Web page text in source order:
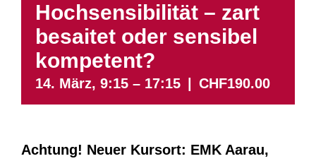
Hochsensibilität – zart
besaitet oder sensibel
kompetent?
14. März, 9:15 – 17:15 CHF190.00
Achtung! Neuer Kursort: EMK Aarau,